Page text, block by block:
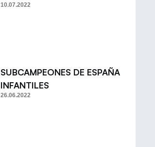
10.07.2022
SUBCAMPEONES DE ESPAÑA
INFANTILES
26.06.2022